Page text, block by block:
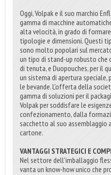
Oggi, Volpak e il suo marchio
gamma di macchine
alta velocità, in grado di
tipologie e dimensioni. Questi
sono molto popolari sul
un tipo di stand-up robusto
di tenuta, e Duopouches, per il
un sistema di apertura
le bevande. L'offerta della
gamma di soluzioni per il
Volpak per soddisfare le
confezionamento, dalla
sacchetto al suo
cartone.
VANTAGGI STRATEGICI E
Nel settore dell'imballaggio
vanta un know-how unico che